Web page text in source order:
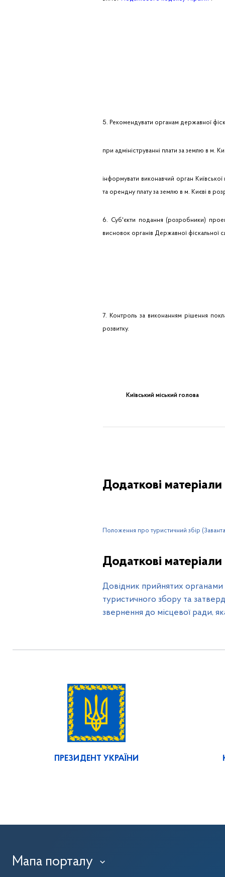
5. Рекомендувати органам державної
при адмініструванні плати за землю в м.
інформувати виконавчий орган
та орендну плату за землю в м. Києві в
6. Суб'єкти подання (розробники)
висновок органів Державної фіскальної
7. Контроль за виконанням рішення
розвитку.
Київський міський голова
Додаткові матеріали
Положення про туристичний збір
Додаткові матеріали
Довідник прийнятих органами
туристичного збору та
звернення до місцевої ради,
ПРЕЗИДЕНТ УКРАЇНИ
Мапа порталу ›